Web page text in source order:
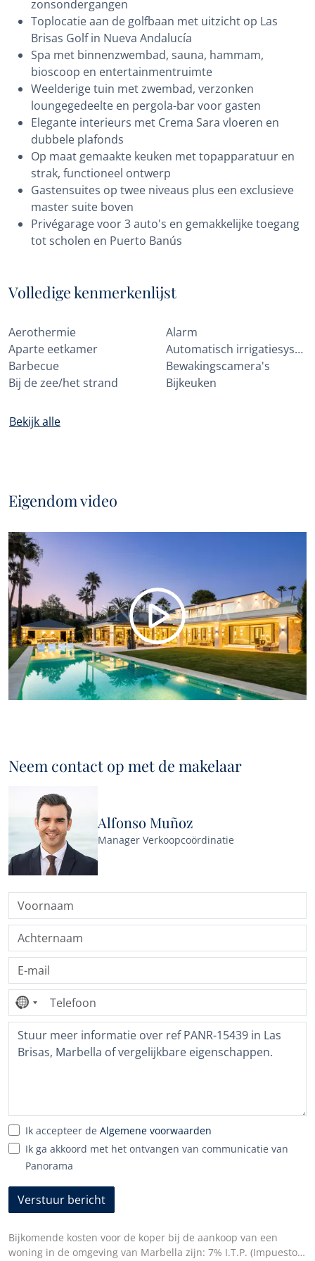
zonsondergangen
Toplocatie aan de golfbaan met uitzicht op Las
Brisas Golf in Nueva Andalucía
Spa met binnenzwembad, sauna, hammam,
bioscoop en entertainmentruimte
Weelderige tuin met zwembad, verzonken
loungegedeelte en pergola-bar voor gasten
Elegante interieurs met Crema Sara vloeren en
dubbele plafonds
Op maat gemaakte keuken met topapparatuur en
strak, functioneel ontwerp
Gastensuites op twee niveaus plus een exclusieve
master suite boven
Privégarage voor 3 auto's en gemakkelijke toegang
tot scholen en Puerto Banús
Volledige kenmerkenlijst
Aerothermie
Alarm
Aparte eetkamer
Automatisch irrigatiesysteem
Barbecue
Bewakingscamera's
Bij de zee/het strand
Bijkeuken
Bekijk alle
Eigendom video
Neem contact op met de makelaar
Alfonso Muñoz
Manager Verkoopcoördinatie
Geen
land
geselecteerd
Ik accepteer de Algemene voorwaarden
Ik ga akkoord met het ontvangen van communicatie van
Panorama
Verstuur bericht
Bijkomende kosten voor de koper bij de aankoop van een
woning in de omgeving van Marbella zijn: 7% I.T.P. (Impuesto